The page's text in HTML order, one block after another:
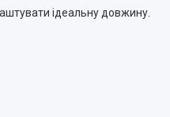
ідеальну довжину.